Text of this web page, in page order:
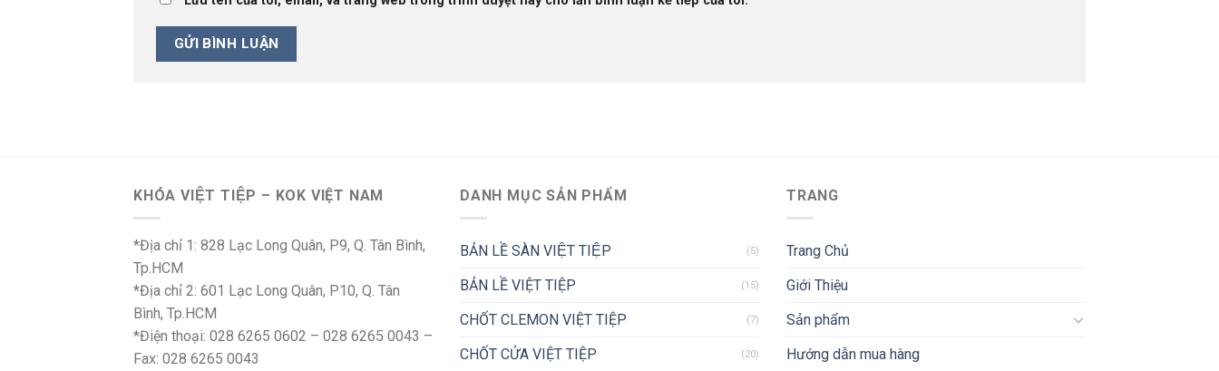
KHÓA VIỆT TIỆP – KOK VIỆT NAM
*Địa chỉ 1: 828 Lạc Long Quân, P9, Q. Tân Bình,
Tp.HCM
*Địa chỉ 2: 601 Lạc Long Quân, P10, Q. Tân
Bình, Tp.HCM
*Điện thoại: 028 6265 0602 – 028 6265 0043 –
Fax: 028 6265 0043
DANH MỤC SẢN PHẨM
BẢN LỀ SÀN VIỆT TIỆP (5)
BẢN LỀ VIỆT TIỆP (15)
CHỐT CLEMON VIỆT TIỆP (7)
CHỐT CỬA VIỆT TIỆP (20)
TRANG
Trang Chủ
Giới Thiệu
Sản phẩm
Hướng dẫn mua hàng